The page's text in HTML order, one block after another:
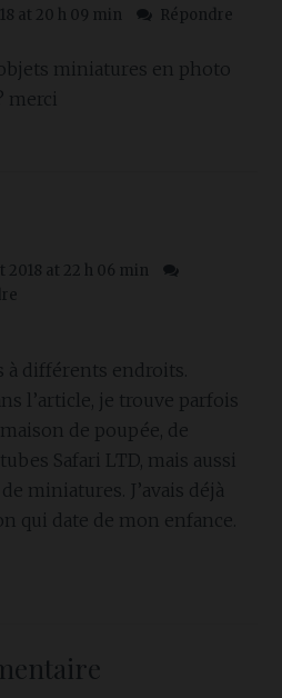
at 20 h 09 min Répondre
miniatures en photo
merci
2018 at 22 h 06 min
à différents endroits.
l’article, je trouve parfois
de poupée, de
Safari LTD, mais aussi
miniatures. J’avais déjà
qui date de mon enfance.